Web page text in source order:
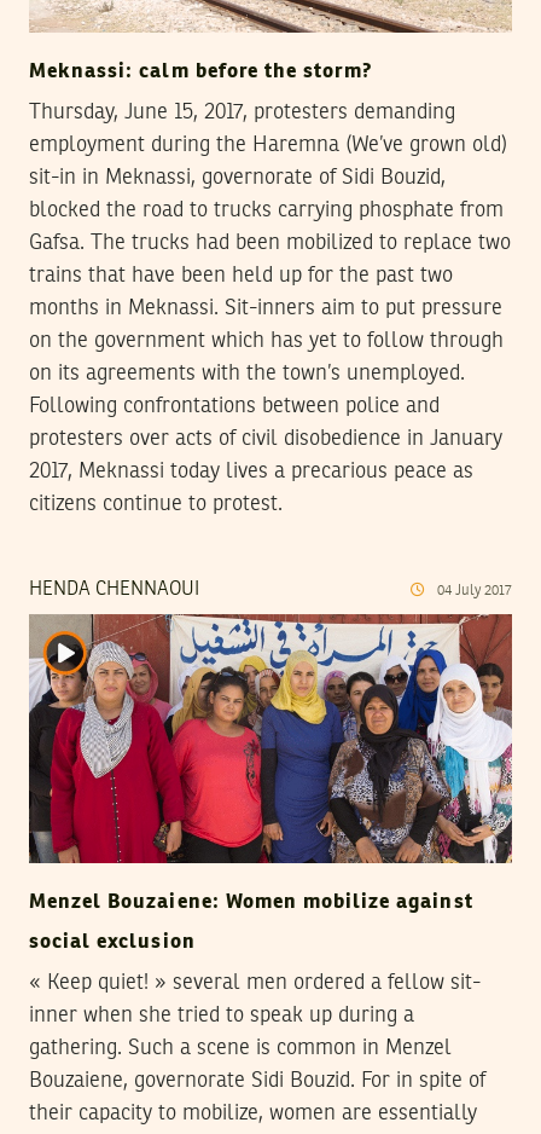
Meknassi: calm before the storm?
Thursday, June 15, 2017, protesters demanding
employment during the Haremna (We’ve grown old)
sit-in in Meknassi, governorate of Sidi Bouzid,
blocked the road to trucks carrying phosphate from
Gafsa. The trucks had been mobilized to replace two
trains that have been held up for the past two
months in Meknassi. Sit-inners aim to put pressure
on the government which has yet to follow through
on its agreements with the town’s unemployed.
Following confrontations between police and
protesters over acts of civil disobedience in January
2017, Meknassi today lives a precarious peace as
citizens continue to protest.
HENDA CHENNAOUI 04 July 2017
Menzel Bouzaiene: Women mobilize against
social exclusion
« Keep quiet! » several men ordered a fellow sit-
inner when she tried to speak up during a
gathering. Such a scene is common in Menzel
Bouzaiene, governorate Sidi Bouzid. For in spite of
their capacity to mobilize, women are essentially